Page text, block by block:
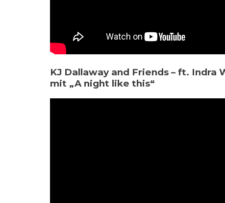
KJ Dallaway and Friends – ft. Indra
mit „A night like this“